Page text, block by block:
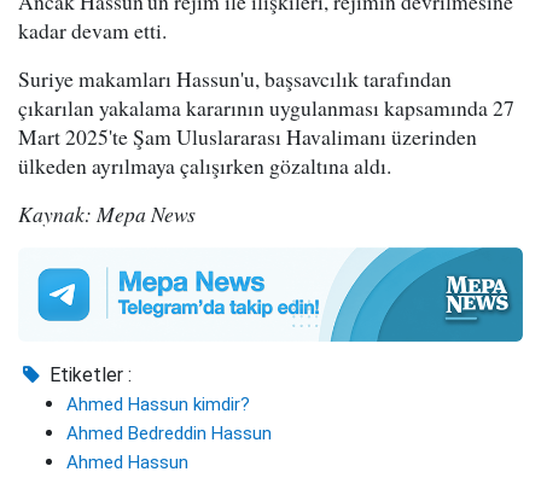
kadar devam etti.
Suriye makamları Hassun'u, başsavcılık tarafından
çıkarılan yakalama kararının uygulanması kapsamında 27
Mart 2025'te Şam Uluslararası Havalimanı üzerinden
ülkeden ayrılmaya çalışırken gözaltına aldı.
Kaynak: Mepa News
Etiketler :
Ahmed Hassun kimdir?
Ahmed Bedreddin Hassun
Ahmed Hassun